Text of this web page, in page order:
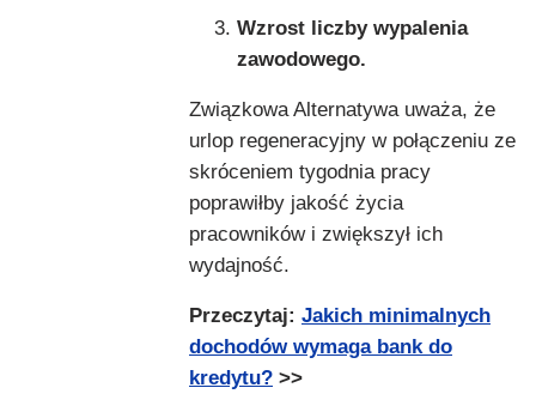
Wzrost liczby wypalenia
zawodowego.
Związkowa Alternatywa uważa, że
urlop regeneracyjny w połączeniu ze
skróceniem tygodnia pracy
poprawiłby jakość życia
pracowników i zwiększył ich
wydajność.
Przeczytaj: Jakich minimalnych
dochodów wymaga bank do
kredytu? >>